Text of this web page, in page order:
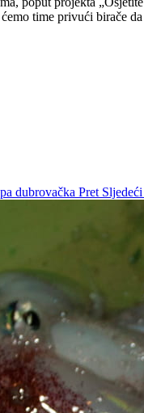
time privući birače
dubrovačka Pret